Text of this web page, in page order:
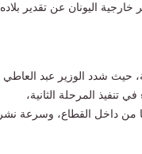
اليونان عن تقدير بلاده
حيث شدد الوزير عبد العاطي
تنفيذ المرحلة الثانية،
من داخل القطاع، وسرعة نشر